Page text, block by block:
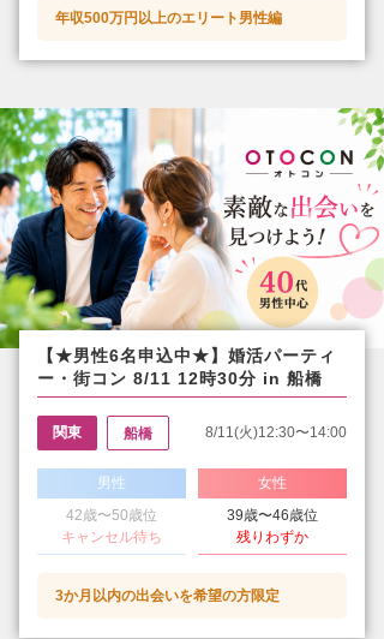
年収500万円以上のエリート男性編
【★男性6名申込中★】婚活パーティ
ー・街コン 8/11 12時30分 in 船橋
関東 船橋 8/11(火)12:30〜14:00
男性
42歳〜50歳位
キャンセル待ち
女性
39歳〜46歳位
残りわずか
3か月以内の出会いを希望の方限定